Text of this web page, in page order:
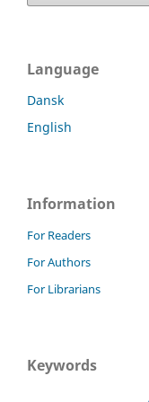
Language
Dansk
English
Information
For Readers
For Authors
For Librarians
Keywords